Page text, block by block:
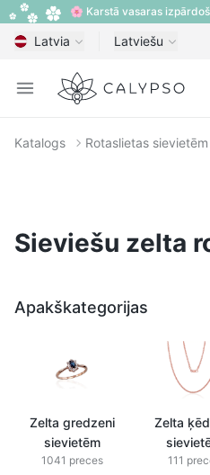
🌸 Karstā vasaras
Latvia Latviešu
Open menu
Calypso
Katalogs Rotaslietas sievietēm
Sieviešu zelta
Apakškategorijas
Zelta gredzeni
sievietēm
1041 preces
Zelta
111